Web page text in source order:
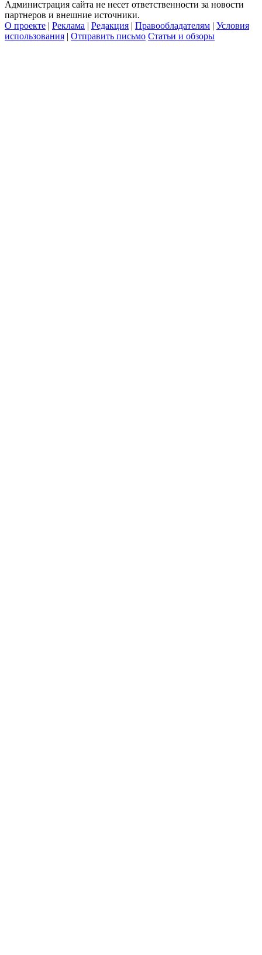
Администрация сайта не несет ответственности за новости
партнеров и внешние источники.
О проекте | Реклама | Редакция | Правообладателям | Условия
использования | Отправить письмо Статьи и обзоры